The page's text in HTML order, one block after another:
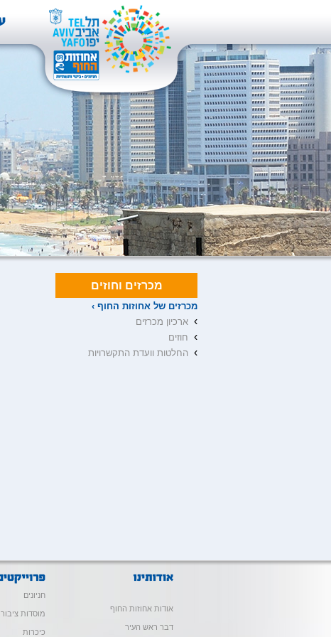
מכרזים וחוזים
מכרזים של אחוזות החוף ›
› ארכיון מכרזים
› חוזים
› החלטות וועדת התקשרויות
אודות אחוזות החוף
דבר ראש העיר
חניונים
מוסדות ציבור
כיכרות